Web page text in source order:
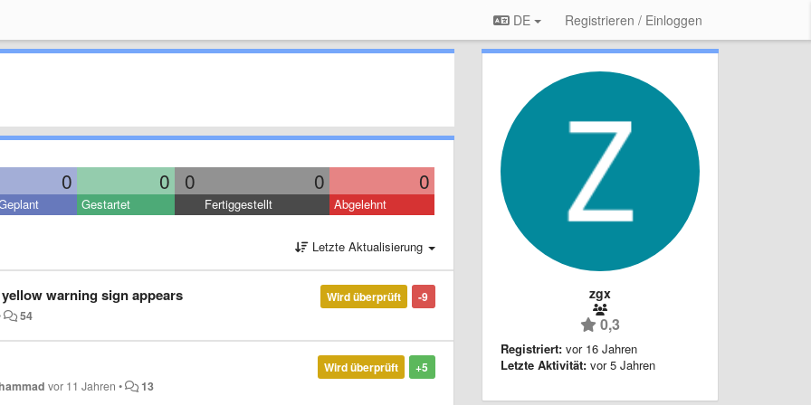
DE Registrieren / Einloggen
0 0 0 0 0
Gestartet Fertiggestellt Abgelehnt
Letzte Aktualisierung
-9
Wird überprüft
warning sign appears
54
+5
Wird überprüft
vor 11 Jahren • 13
zgx
0,3
Registriert: vor 16 Jahren
Letzte Aktivität: vor 5 Jahren